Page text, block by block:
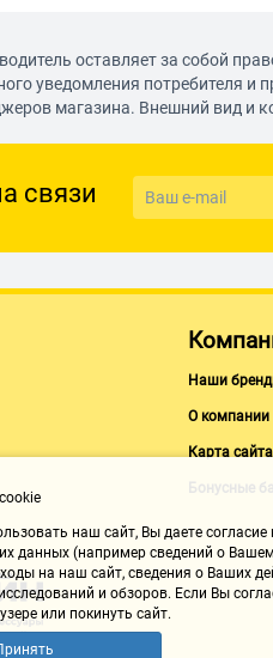
Handsfree, A2DP, Headset,
оставляет за собой
уведомления потребителя
магазина. Внешний вид и
связи
Наши
О компании
Карта сайта
Бонусные
наш cайт, Вы даете
данных (например сведений о
на наш сайт, сведения о Ваших
и обзоров. Если Вы
или покинуть сайт.